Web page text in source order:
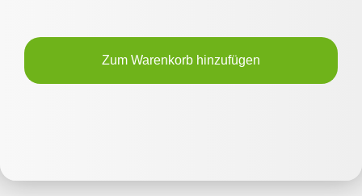
Zum Warenkorb hinzufügen